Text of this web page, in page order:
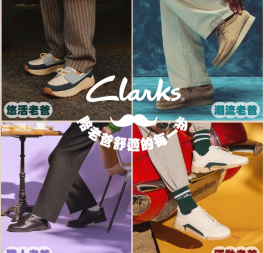
是否繳費成功／繳費後需取消欲退款等相關疑問，請聯繫「AFTEE先享後付
客戶支援中心」
https://netprotections.freshdesk.com/support/home
【注意事項】
１．透過由恩沛科技股份有限公司提供之「AFTEE先享後付」服務完成之交
易，需依本服務之必要範圍內提供個人資料，並將交易相關給付款項請求債
權轉讓予恩沛科技股份有限公司。
２．關於個人資料處理事宜，請瀏覽以下網址：
https://aftee.tw/terms/#terms3
３．未成年的使用者請事先徵得法定代理人或監護人之同意方可使用
「AFTEE先享後付」，若未經同意申辦者引起之損失，本公司不負相關責
任。
４．使用「AFTEE先享後付」時，將依據個別帳號之用戶狀況，依本公司即
時審查核予不同之上限額度；若仍有額度不足之情形，本公司將視審查結果
請求用戶進行身份認證。
５．嚴禁一人註冊多個帳號或使用他人資訊註冊。若發現惡意使用之情形，
恩沛科技股份有限公司將有權停止該用戶之使用額度並採取法律行動。
每筆NT$80，滿NT$1,000(含以上)免運費
宅配-離島
每筆NT$120，滿NT$1,000(含以上)免運費